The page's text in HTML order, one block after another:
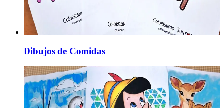
Dibujos de Comidas